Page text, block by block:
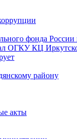
фонда
ОГКУ КЦ
району
акты